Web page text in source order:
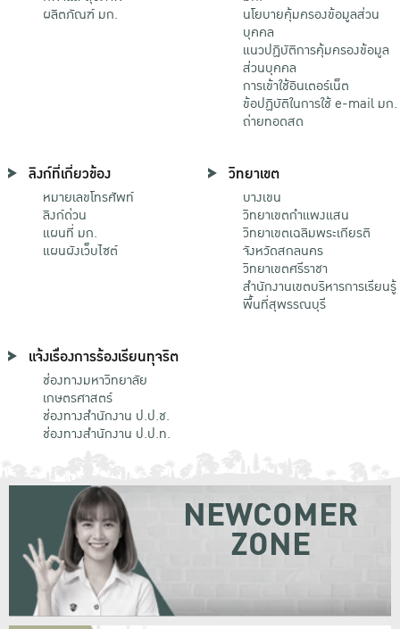
ผลิตภัณฑ์ มก.
นโยบายคุ้มครองข้อมูลส่วน
บุคคล
แนวปฏิบัติการคุ้มครองข้อมูล
ส่วนบุคคล
การเข้าใช้อินเตอร์เน็ต
ข้อปฏิบัติในการใช้ e-mail มก.
ถ่ายทอดสด
ลิงก์ที่เกี่ยวข้อง
หมายเลขโทรศัพท์
ลิงก์ด่วน
แผนที่ มก.
แผนผังเว็บไซต์
วิทยาเขต
บางเขน
วิทยาเขตกําแพงแสน
วิทยาเขตเฉลิมพระเกียรติ
จังหวัดสกลนคร
วิทยาเขตศรีราชา
สำนักงานเขตบริหารการเรียนรู้
พื้นที่สุพรรณบุรี
แจ้งเรื่องการร้องเรียนทุจริต
ช่องทางมหาวิทยาลัย
เกษตรศาสตร์
ช่องทางสำนักงาน ป.ป.ช.
ช่องทางสำนักงาน ป.ป.ท.
NEWCOMER
ZONE